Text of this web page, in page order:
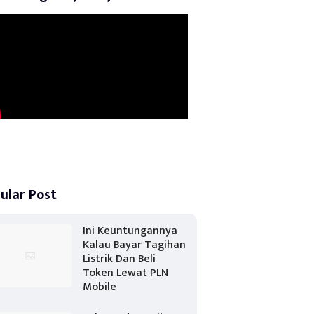
Post
Ini Keuntungannya
Kalau Bayar Tagihan
Listrik Dan Beli
Token Lewat PLN
Mobile